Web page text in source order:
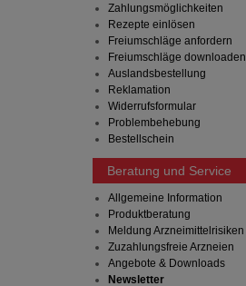
Zahlungsmöglichkeiten
Rezepte einlösen
Freiumschläge anfordern
Freiumschläge downloaden
Auslandsbestellung
Reklamation
Widerrufsformular
Problembehebung
Bestellschein
Beratung und Service
Allgemeine Information
Produktberatung
Meldung Arzneimittelrisiken
Zuzahlungsfreie Arzneien
Angebote & Downloads
Newsletter